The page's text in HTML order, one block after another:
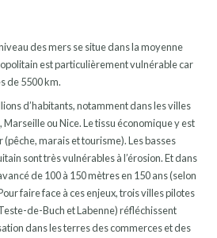
des mers se situe dans la moyenne
est particulièrement vulnérable car
de 5500 km.
d’habitants, notamment dans les villes
ou Nice. Le tissu économique y est
marais et tourisme). Les basses
sont très vulnérables à l’érosion. Et dans
de 100 à 150 mètres en 150 ans (selon
faire face à ces enjeux, trois villes pilotes
de-Buch et Labenne) réfléchissent
dans les terres des commerces et des